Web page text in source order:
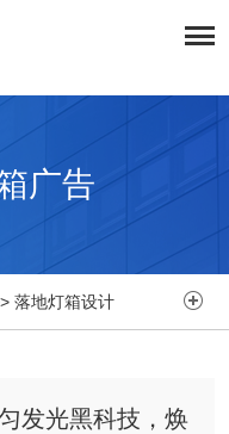
广告
落地灯箱设计 
发光黑科技，焕